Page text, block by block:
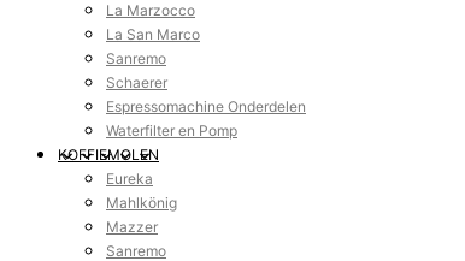
La Marzocco
La San Marco
Sanremo
Schaerer
Espressomachine Onderdelen
Waterfilter en Pomp
KOFFIEMOLEN
Eureka
Mahlkönig
Mazzer
Sanremo